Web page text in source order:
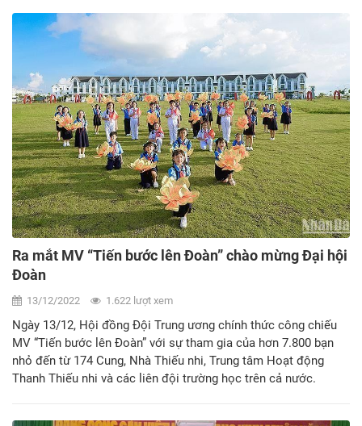
Ra mắt MV “Tiến bước lên Đoàn” chào mừng Đại hội
Đoàn
13/12/2022 1.622 lượt xem
Ngày 13/12, Hội đồng Đội Trung ương chính thức công chiếu
MV “Tiến bước lên Đoàn” với sự tham gia của hơn 7.800 bạn
nhỏ đến từ 174 Cung, Nhà Thiếu nhi, Trung tâm Hoạt động
Thanh Thiếu nhi và các liên đội trường học trên cả nước.